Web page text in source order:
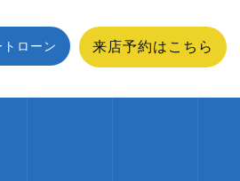
ローン 来店予約はこちら